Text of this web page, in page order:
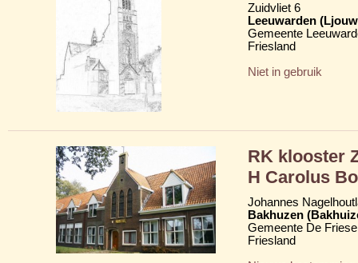
Zuidvliet 6
Leeuwarden
Gemeente
Friesland
Niet in gebruik
RK klooster
H Carolus
Johannes
Bakhuzen
Gemeente De
Friesland